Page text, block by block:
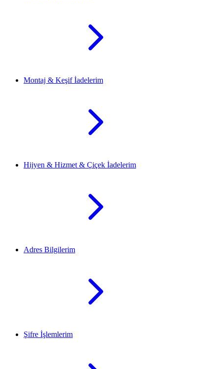
Montaj & Keşif İadelerim
Hijyen & Hizmet & Çiçek İadelerim
Adres Bilgilerim
Şifre İşlemlerim